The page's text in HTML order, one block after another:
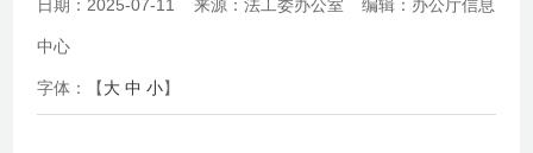
日期：2025-07-11 来源：法工委办公室 编辑：办公厅信息
中心
字体：【大 中 小】